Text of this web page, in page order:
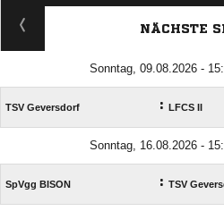
ANZEIGE
NÄCHSTE
Sonntag, 09.08.2026 -
TSV Geversdorf : LFCS II
Sonntag, 16.08.2026 -
SpVgg BISON : TSV